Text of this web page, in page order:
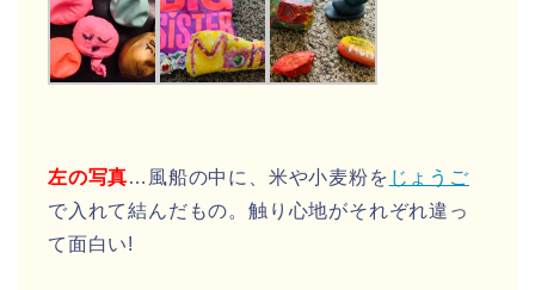
左の写真…風船の中に、米や小麦粉を じょうご
で入れて結んだもの。触り心地がそれぞれ違っ
て面白い!